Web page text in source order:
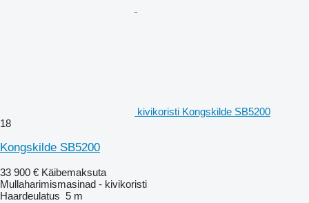
kivikoristi Kongskilde SB5200
18
Kongskilde SB5200
33 900 € Käibemaksuta
Mullaharimismasinad - kivikoristi
Haardeulatus 5 m